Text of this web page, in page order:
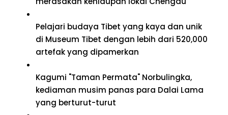
Pelajari budaya Tibet yang kaya dan unik
di Museum Tibet dengan lebih dari 520,000
artefak yang dipamerkan
Kagumi "Taman Permata" Norbulingka,
kediaman musim panas para Dalai Lama
yang berturut-turut